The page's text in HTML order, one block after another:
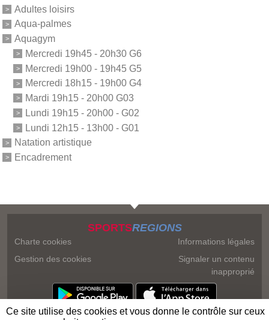
Adultes loisirs
Aqua-palmes
Aquagym
Mercredi 19h45 - 20h30 G6
Mercredi 19h00 - 19h45 G5
Mercredi 18h15 - 19h00 G4
Mardi 19h15 - 20h00 G03
Lundi 19h15 - 20h00 - G02
Lundi 12h15 - 13h00 - G01
Natation artistique
Encadrement
SPORTSREGIONS
Charte cookies
Gestion des cookies
Informations légales
Signaler un contenu
inapproprié
Ce site utilise des cookies et vous donne le contrôle sur ceux